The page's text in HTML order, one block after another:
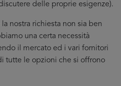
delle proprie esigenze).
nostra richiesta non sia ben
una certa necessità
il mercato ed i vari fornitori
tutte le opzioni che si offrono